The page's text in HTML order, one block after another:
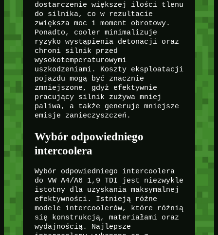
dostarczenie większej ilości tlenu
do silnika, co w rezultacie
zwiększa moc i moment obrotowy.
Ponadto, cooler minimalizuje
ryzyko wystąpienia detonacji oraz
chroni silnik przed
wysokotemperaturowymi
uszkodzeniami. Koszty eksploatacji
pojazdu mogą być znacznie
zmniejszone, gdyż efektywnie
pracujący silnik zużywa mniej
paliwa, a także generuje mniejsze
emisje zanieczyszczeń.
Wybór odpowiedniego
intercoolera
Wybór odpowiedniego intercoolera
do VW A4/A6 1,9 TDI jest niezwykle
istotny dla uzyskania maksymalnej
efektywności. Istnieją różne
modele intercoolerów, które różnią
się konstrukcją, materiałami oraz
wydajnością. Najlepsze